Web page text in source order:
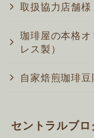
取扱協力店舗様
珈琲屋の本格
レス製）
自家焙煎珈琲豆
セントラルブ